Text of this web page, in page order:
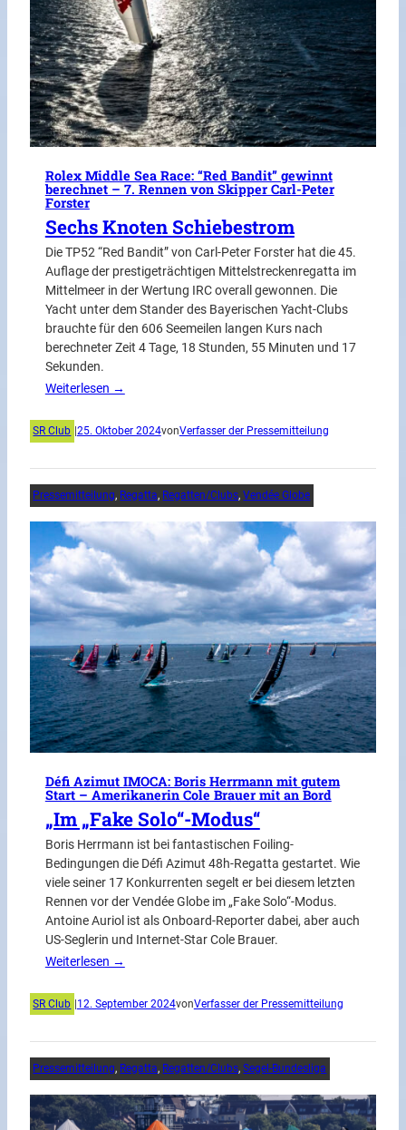
Rolex Middle Sea Race: “Red Bandit” gewinnt
berechnet – 7. Rennen von Skipper Carl-Peter
Forster
Sechs Knoten Schiebestrom
Die TP52 “Red Bandit” von Carl-Peter Forster hat die 45.
Auflage der prestigeträchtigen Mittelstreckenregatta im
Mittelmeer in der Wertung IRC overall gewonnen. Die
Yacht unter dem Stander des Bayerischen Yacht-Clubs
brauchte für den 606 Seemeilen langen Kurs nach
berechneter Zeit 4 Tage, 18 Stunden, 55 Minuten und 17
Sekunden.
Weiterlesen →
SR Club 25. Oktober 2024vonVerfasser der Pressemitteilung
Pressemitteilung, Regatta, Regatten/Clubs, Vendée Globe
Défi Azimut IMOCA: Boris Herrmann mit gutem
Start – Amerikanerin Cole Brauer mit an Bord
„Im „Fake Solo“-Modus“
Boris Herrmann ist bei fantastischen Foiling-
Bedingungen die Défi Azimut 48h-Regatta gestartet. Wie
viele seiner 17 Konkurrenten segelt er bei diesem letzten
Rennen vor der Vendée Globe im „Fake Solo“-Modus.
Antoine Auriol ist als Onboard-Reporter dabei, aber auch
US-Seglerin und Internet-Star Cole Brauer.
Weiterlesen →
SR Club 12. September 2024vonVerfasser der Pressemitteilung
Pressemitteilung, Regatta, Regatten/Clubs, Segel-Bundesliga